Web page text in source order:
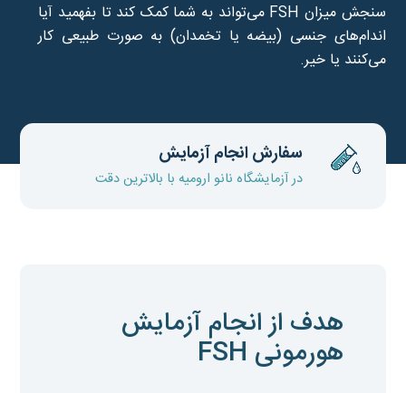
سنجش میزان FSH می‌تواند به شما کمک کند تا بفهمید آیا
اندام‌های جنسی (بیضه یا تخمدان) به صورت طبیعی کار
می‌کنند یا خیر.
سفارش انجام آزمایش
در آزمایشگاه نانو ارومیه با بالاترین دقت
هدف از انجام آزمایش
هورمونی FSH